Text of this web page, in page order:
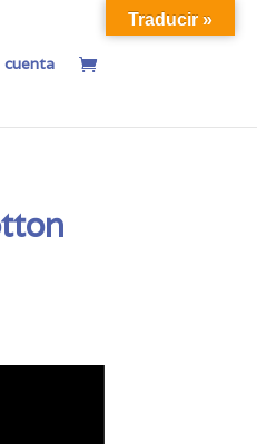
cuenta
Traducir »